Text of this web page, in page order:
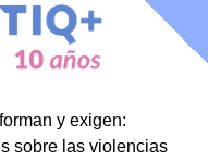
y exigen:
sobre las violencias